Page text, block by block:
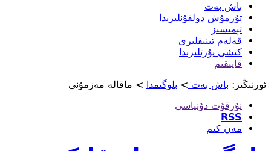
باش بەت
تۇرمۇش دولقۇنلىرىدا
تېمىسىز
قەلەم تىنىقلىرى
كىشى يۇرتلىرىدا
قاپىقىم
ئورنىڭىز: باش بەت > بلوگىمدا > ماقالە مەزمۇنى
نۇرقۇت دۇنياسى
RSS
مەن كىم